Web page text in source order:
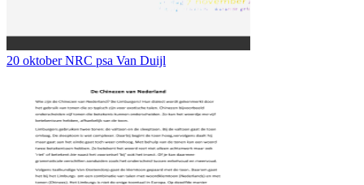
20 oktober NRC psa Van Duijl